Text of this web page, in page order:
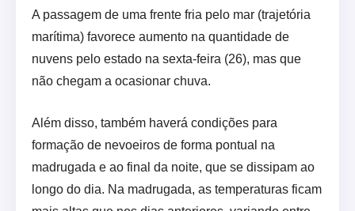
A passagem de uma frente fria pelo mar (trajetória
marítima) favorece aumento na quantidade de
nuvens pelo estado na sexta-feira (26), mas que
não chegam a ocasionar chuva.
Além disso, também haverá condições para
formação de nevoeiros de forma pontual na
madrugada e ao final da noite, que se dissipam ao
longo do dia. Na madrugada, as temperaturas ficam